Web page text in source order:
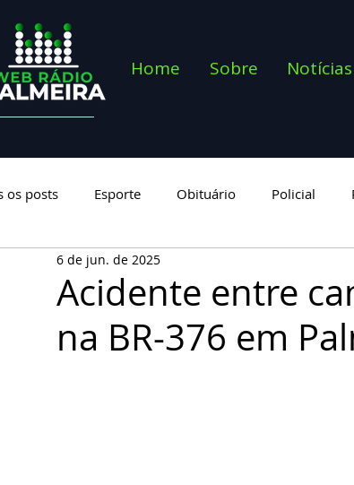
Home Sobre Notícias
os posts Esporte Obituário Policial
Geral Nova categoria
Acidente entre
na BR-376 em
6 de jun. de 2025